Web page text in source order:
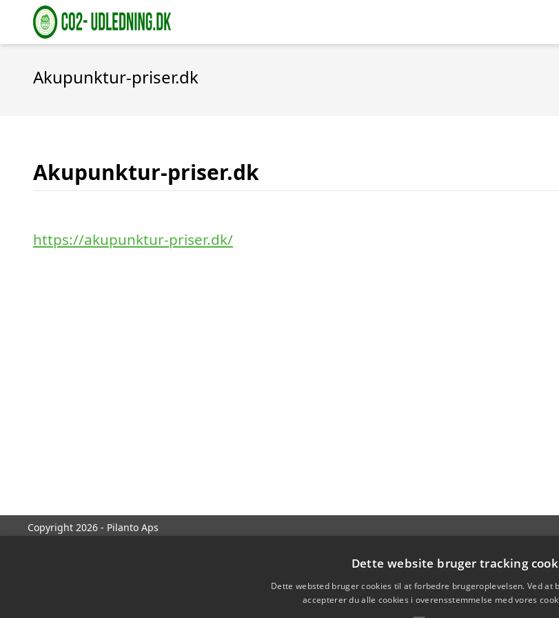
Akupunktur-priser.dk
Akupunktur-priser.dk
https://akupunktur-priser.dk/
Copyright 2026 - Pilanto Aps
Dette website bruger tracking
Dette websted bruger cookies til at forbedre brugeroplevelsen. Ved at
accepterer du alle cookies i overensstemmelse med vores